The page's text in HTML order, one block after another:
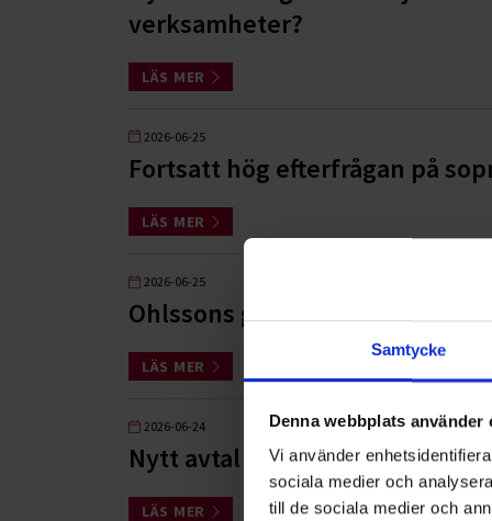
Samtycke
Denna webbplats använder
Vi använder
sociala medier och
till de sociala medier och
verksamheter?
LÄS MER
2026-06-25
Fortsatt hög efterfrågan på
LÄS MER
2026-06-25
Ohlssons ger fortsatt stöd i
LÄS MER
2026-06-24
Nytt avtal med Wåhlin
LÄS MER